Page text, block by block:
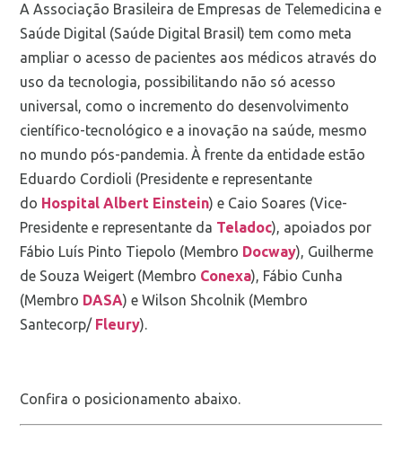
A Associação Brasileira de Empresas de Telemedicina e
Saúde Digital (Saúde Digital Brasil) tem como meta
ampliar o acesso de pacientes aos médicos através do
uso da tecnologia, possibilitando não só acesso
universal, como o incremento do desenvolvimento
científico-tecnológico e a inovação na saúde, mesmo
no mundo pós-pandemia. À frente da entidade estão
Eduardo Cordioli (Presidente e representante
do Hospital Albert Einstein) e Caio Soares (Vice-
Presidente e representante da Teladoc), apoiados por
Fábio Luís Pinto Tiepolo (Membro Docway), Guilherme
de Souza Weigert (Membro Conexa), Fábio Cunha
(Membro DASA) e Wilson Shcolnik (Membro
Santecorp/ Fleury).
Confira o posicionamento abaixo.